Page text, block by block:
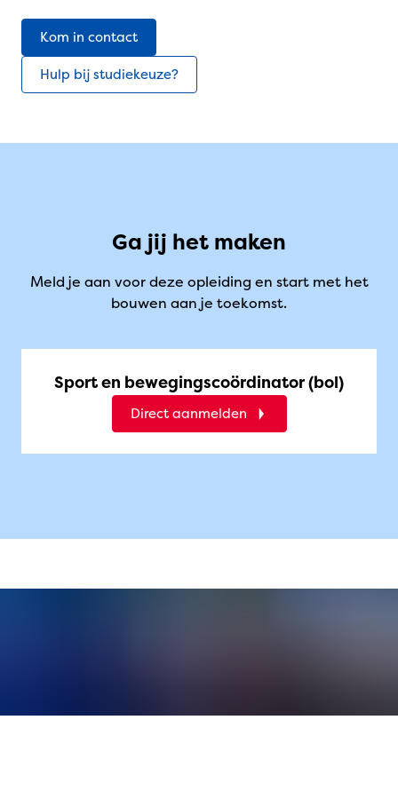
Kom in contact
Hulp bij studiekeuze?
Ga jij het maken
Meld je aan voor deze opleiding en start met het
bouwen aan je toekomst.
Sport en bewegingscoördinator (bol)
Direct aanmelden